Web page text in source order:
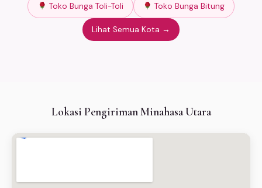
Toko Bunga Toli-Toli Toko Bunga Bitung
Lihat Semua Kota →
Lokasi Pengiriman Minahasa Utara